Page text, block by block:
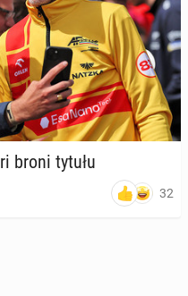
broni tytułu
32